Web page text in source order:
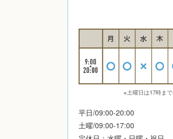
※土曜日は17時まで
平日/09:00-20:00
土曜/09:00-17:00